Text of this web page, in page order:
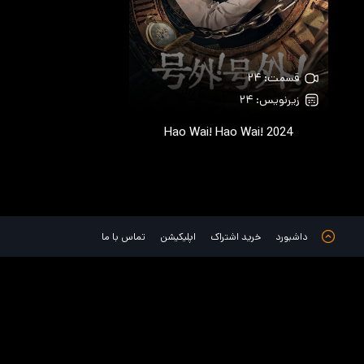
قسمت: ۲۴
زیرنویس: ۲۴
Hao Wai! Hao Wai!2024
داشبورد خرید اشتراک اپلیکیشن تماس با ما